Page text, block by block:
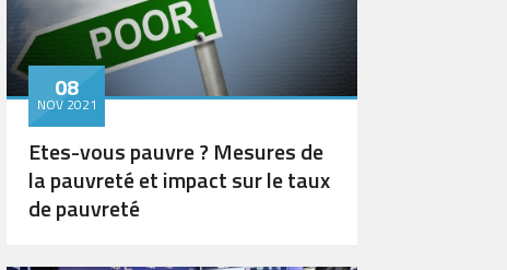
08
NOV 2021
Etes-vous pauvre ? Mesures de
la pauvreté et impact sur le taux
de pauvreté